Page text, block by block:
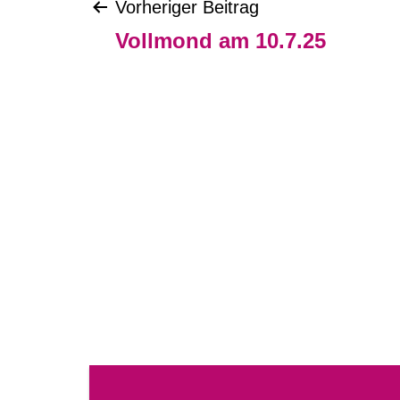
Vorheriger Beitrag
Vollmond am 10.7.25